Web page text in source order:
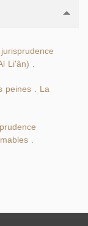
Li'ân)
peines La